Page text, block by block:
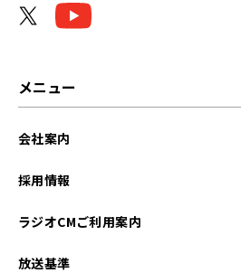
メニュー
会社案内
採用情報
ラジオCMご利用案内
放送基準